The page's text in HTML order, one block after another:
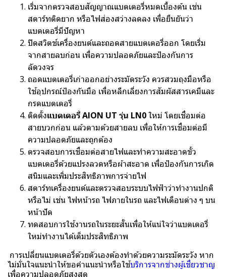
เริ่มจากตรวจสอบสัญญาณแบตเตอรี่หมดเบื้องต้น เช่น
สตาร์ทติดยาก หรือไฟส่องสว่างลดลง เพื่อยืนยันว่า
แบตเตอรี่มีปัญหา
ปิดสวิตช์เครื่องยนต์และถอดสายแบตเตอรี่ออก โดยเริ่ม
จากสายลบก่อน เพื่อความปลอดภัยและป้องกันการ
ลัดวงจร
ถอดแบตเตอรี่เก่าออกอย่างระมัดระวัง ควรสวมถุงมือหรือ
ใช้อุปกรณ์ป้องกันมือ เพื่อหลีกเลี่ยงการสัมผัสสารเคมีและ
กรดแบตเตอรี่
ติดตั้งแบตเตอรี่ AION UT รุ่น LN0ใหม่ โดยเชื่อมต่อ
สายบวกก่อน แล้วตามด้วยสายลบ เพื่อให้การเชื่อมต่อมี
ความปลอดภัยและถูกต้อง
ตรวจสอบการเชื่อมต่อสายไฟและทำความสะอาดขั้ว
แบตเตอรี่ด้วยแปรงลวดหรือผ้าสะอาด เพื่อป้องกันการเกิด
สนิมและเพิ่มประสิทธิภาพการจ่ายไฟ
สตาร์ทเครื่องยนต์และตรวจสอบระบบไฟฟ้าว่าทำงานปกติ
หรือไม่ เช่น ไฟหน้ารถ ไฟภายในรถ และไฟเตือนต่าง ๆ บน
หน้าปัด
ทดสอบการใช้งานรถในระยะสั้นเพื่อให้แน่ใจว่าแบตเตอรี่
ใหม่ทำงานได้เต็มประสิทธิภาพ
การเปลี่ยนแบตเตอรี่ด้วยตัวเองต้องทำด้วยความระมัดระวัง หาก
ไม่มั่นใจแนะนำให้ขอคำแนะนำหรือใช้บริการจากช่างผู้เชี่ยวชาญ
เพื่อความปลอดภัยสูงสุด